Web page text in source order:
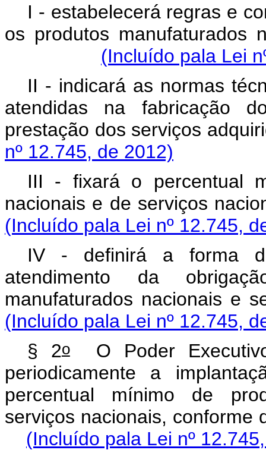
I - estabelecerá regras e
os produtos
(Incluído pala Lei
II - indicará as normas
atendidas na fabricação
prestação dos
nº 12.745, de 2012)
III - fixará o percentual
nacionais e de
(Incluído pala Lei nº 12.745,
IV - definirá a forma
atendimento da
manufaturados
(Incluído pala Lei nº 12.745,
§ 2oO Poder Executivo
periodicamente a
percentual mínimo de
serviços nacionais,
(Incluído pala Lei nº